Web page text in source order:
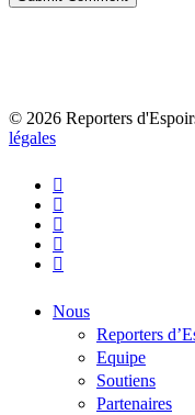
© 2026 Reporters
légales
twitter
facebook
linkedin
youtube
flickr
Close
Nous
Reporters
Equipe
Soutiens
Partenaires